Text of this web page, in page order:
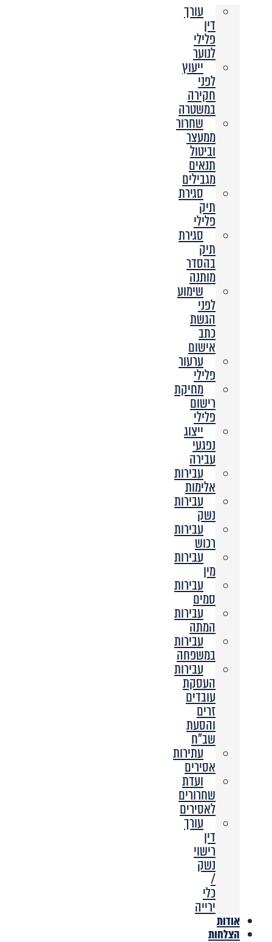
עורך
דין
פלילי
לנוער
ייעוץ
לפני
חקירה
במשטרה
שחרור
ממעצר
וביטול
תנאים
מגבילים
סגירת
תיק
פלילי
סגירת
תיק
בהסדר
מותנה
שימוע
לפני
הגשת
כתב
אישום
ערעור
פלילי
מחיקת
רישום
פלילי
ייצוג
נפגעי
עבירה
עבירות
אלימות
עבירות
נשק
עבירות
רכוש
עבירות
מין
עבירות
סמים
עבירות
המתה
עבירות
במשפחה
עבירות
העסקת
עובדים
זרים
והסעת
שב”ח
עתירות
אסירים
ועדת
שחרורים
לאסירים
עורך
דין
רישוי
נשק
/
כלי
ירייה
אודות
הצלחות